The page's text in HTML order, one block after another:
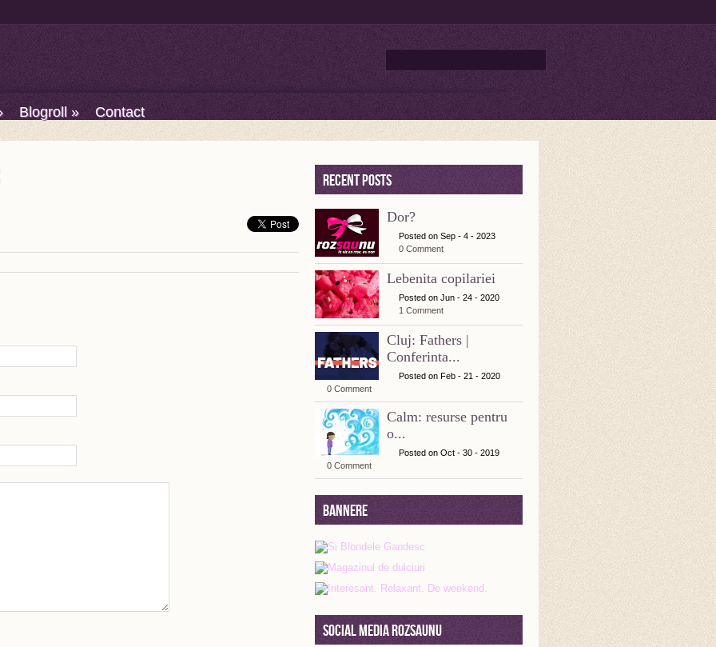
Blogroll » Contact
Recent posts
Dor?
Posted on Sep - 4 - 2023
0 Comment
Lebenita copilariei
Posted on Jun - 24 - 2020
1 Comment
Cluj: Fathers |
Conferinta...
Posted on Feb - 21 - 2020
0 Comment
Calm: resurse pentru
o...
Posted on Oct - 30 - 2019
0 Comment
Bannere
Social Media RozSauNu